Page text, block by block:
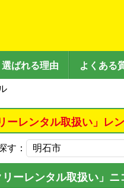
選ばれる理由 よくある
ーレンタル取扱い」レ
す：
ーレンタル取扱い」